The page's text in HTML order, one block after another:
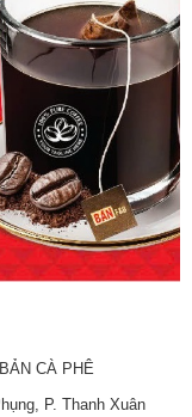
CÀ PHÊ
P. Thanh Xuân